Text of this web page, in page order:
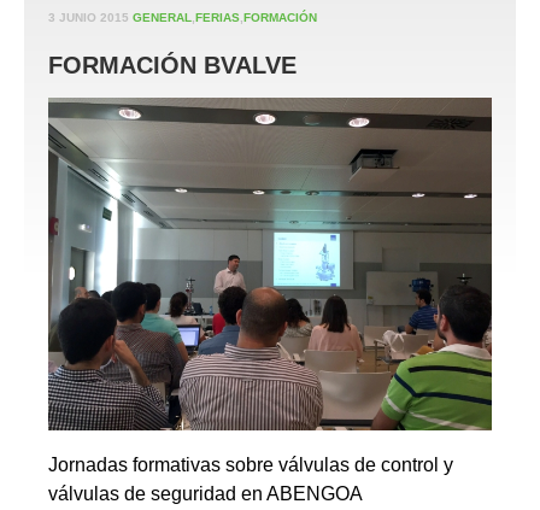
3 JUNIO 2015 GENERAL FERIAS FORMACIÓN
FORMACIÓN BVALVE
Jornadas formativas sobre válvulas de control y
válvulas de seguridad en ABENGOA